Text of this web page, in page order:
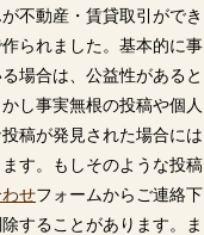
不動産・賃貸取引ができ
られました。基本的に事
場合は、公益性があると
し事実無根の投稿や個人
稿が発見された場合には
す。もしそのような投稿
せフォームからご連絡下
することがあります。ま